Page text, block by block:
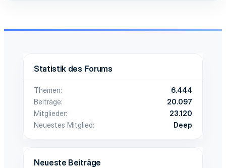
Statistik des Forums
Themen
6.444
Beiträge
20.097
Mitglieder
23.120
Neuestes Mitglied
Deep
Neueste Beiträge